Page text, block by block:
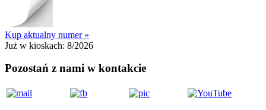
Kup aktualny numer »
Już w kioskach: 8/2026
Pozostań z nami w kontakcie